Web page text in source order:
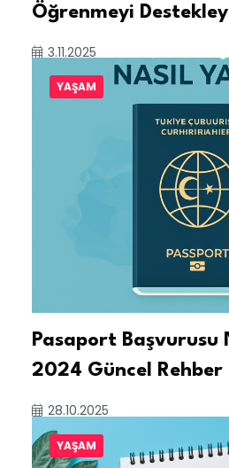
Öğrenmeyi
3.11.2025
YAŞAM
Pasaport Başvurusu
2024 Güncel Rehber
28.10.2025
YAŞAM